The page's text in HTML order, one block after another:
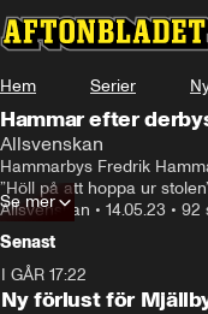
Hem Serier
Hammar efter
Allsvenskan
Hammarbys Fredrik
”Höll på att hoppa ur
Allsvenskan • 14.05.23 • 92
Se mer
Senast
I GÅR 17:22
Ny förlust för